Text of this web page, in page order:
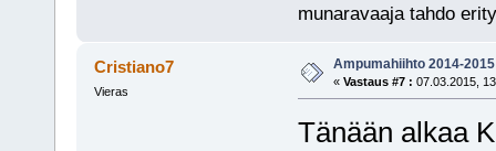
munaravaaja tahdo
Cristiano7
Vieras
Ampumahiihto 2014-2015
« Vastaus #7 : 07.03.2015,
Tänään alkaa